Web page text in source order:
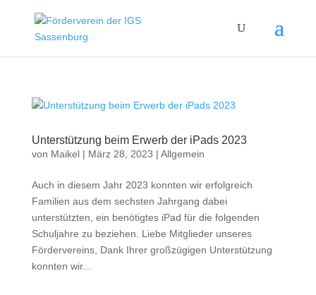
Unterstützung beim Erwerb der iPads 2023
von Maikel| März 28, 2023 | Allgemein
Auch in diesem Jahr 2023 konnten wir erfolgreich
Familien aus dem sechsten Jahrgang dabei
unterstützten, ein benötigtes iPad für die folgenden
Schuljahre zu beziehen. Liebe Mitglieder unseres
Fördervereins, Dank Ihrer großzügigen Unterstützung
konnten wir...